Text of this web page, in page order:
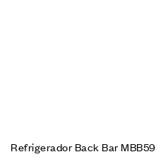
Refrigerador Back Bar MBB59